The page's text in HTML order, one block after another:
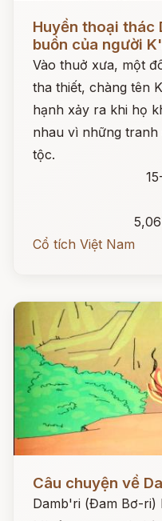
Đọc ngay
Huyền thoại thác
buồn của người
Vào thuở xưa, một
tha thiết, chàng tên
hạnh xảy ra khi họ
nhau vì những
tộc.
Cổ tích Việt Nam
Câu chuyện về
Damb'ri (Đam Bơ-ri)